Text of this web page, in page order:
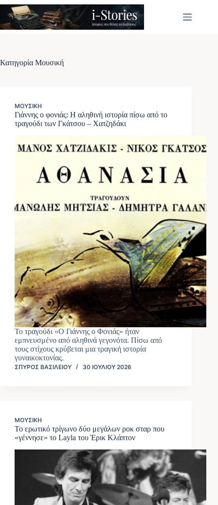
Μετάβαση
στο
περιεχόμενο
Κατηγορία Μουσική
ΜΟΥΣΙΚΉ
Γιάννης ο φονιάς: Η αληθινή ιστορία πίσω από το
τραγούδι των Γκάτσου – Χατζηδάκι
Το τραγούδι «Ο Γιάννης ο Φονιάς» ήταν
εμπνευσμένο από αληθινά γεγονότα. Πίσω από
τους στίχους κρύβεται μια τραγική ιστορία
γυναικοκτονίας.
ΣΠΎΡΟΣ ΒΑΣΙΛΕΊΟΥ 30 ΙΟΥΛΊΟΥ 2026
ΜΟΥΣΙΚΉ
Το ερωτικό τρίγωνο δύο μεγάλων ροκ σταρ που
«γέννησε» το Layla του Έρικ Κλάπτον